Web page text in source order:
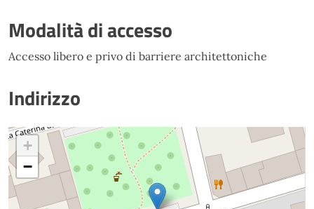
Modalità di accesso
Accesso libero e privo di barriere architettoniche
Indirizzo
+
−